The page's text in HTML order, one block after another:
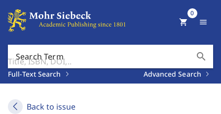
Search Term search
Full-Text Search Advanced Search
shopping_cart
0
menu
Back to issue